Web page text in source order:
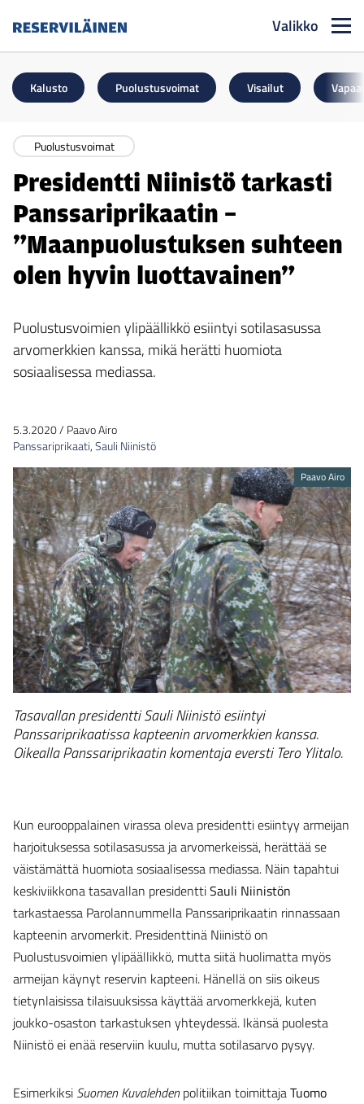
Valikko
Kalusto Puolustusvoimat Visailut
Puolustusvoimat
Presidentti Niinistö tarkasti
Panssariprikaatin –
”Maanpuolustuksen suhteen
olen hyvin luottavainen”
Puolustusvoimien ylipäällikkö esiintyi sotilasasussa
arvomerkkien kanssa, mikä herätti huomiota
sosiaalisessa mediassa.
5.3.2020/ Paavo Airo
Panssariprikaati,Sauli Niinistö
Paavo Airo
Tasavallan presidentti Sauli Niinistö esiintyi
Panssariprikaatissa kapteenin arvomerkkien kanssa.
Oikealla Panssariprikaatin komentaja eversti Tero Ylitalo.
Kun eurooppalainen virassa oleva presidentti esiintyy armeijan
harjoituksessa sotilasasussa ja arvomerkeissä, herättää se
väistämättä huomiota sosiaalisessa mediassa. Näin tapahtui
keskiviikkona tasavallan presidenttiSauli Niinistön
tarkastaessa Parolannummella Panssariprikaatin rinnassaan
kapteenin arvomerkit. Presidenttinä Niinistö on
Puolustusvoimien ylipäällikkö, mutta siitä huolimatta myös
armeijan käynyt reservin kapteeni. Hänellä on siis oikeus
tietynlaisissa tilaisuuksissa käyttää arvomerkkejä, kuten
joukko-osaston tarkastuksen yhteydessä. Ikänsä puolesta
Niinistö ei enää reserviin kuulu, mutta sotilasarvo pysyy.
Esimerkiksi Suomen Kuvalehden politiikan toimittajaTuomo